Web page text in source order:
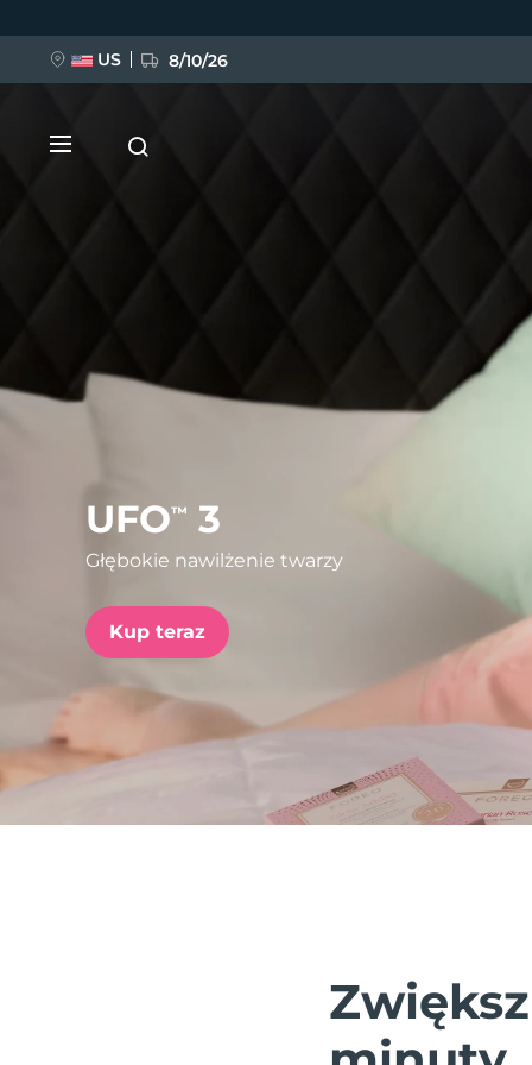
UFO™ 3
Głębokie nawilżenie twarzy
Kup teraz
US 8/10/26
BREAKING NEWS
issa™ Teeth Whitening Set
FAQ™ Dual LED Panel
POPULARNY